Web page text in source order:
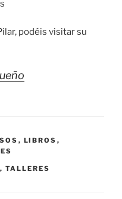
podéis visitar su
, LIBROS ,
, TALLERES